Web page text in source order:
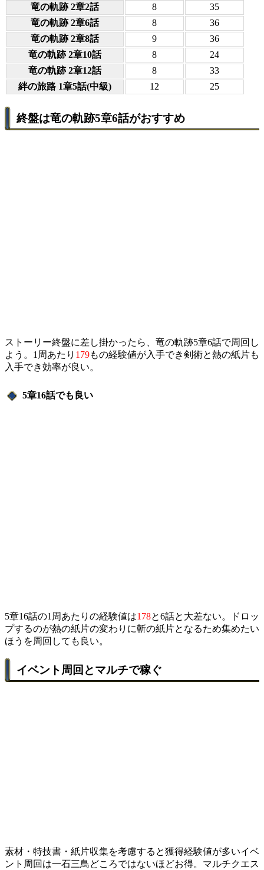
竜の軌跡 2章2話
8
35
竜の軌跡 2章6話
8
36
竜の軌跡 2章8話
9
36
竜の軌跡 2章10話
8
24
竜の軌跡 2章12話
8
33
絆の旅路 1章5話(中級)
12 25
終盤は竜の軌跡5章6話がおすすめ
ストーリー終盤に差し掛かったら、竜の軌跡5章6話で周回し
よう。1周あたり 179もの経験値が入手でき剣術と熱の紙片も
入手でき効率が良い。
5章16話でも良い
5章16話の1周あたりの経験値は178と6話と大差ない。ドロッ
プするのが熱の紙片の変わりに斬の紙片となるため集めたい
ほうを周回しても良い。
イベント周回とマルチで稼ぐ
素材・特技書・紙片収集を考慮すると獲得経験値が多いイベ
ント周回は一石三鳥どころではないほどお得。マルチクエス